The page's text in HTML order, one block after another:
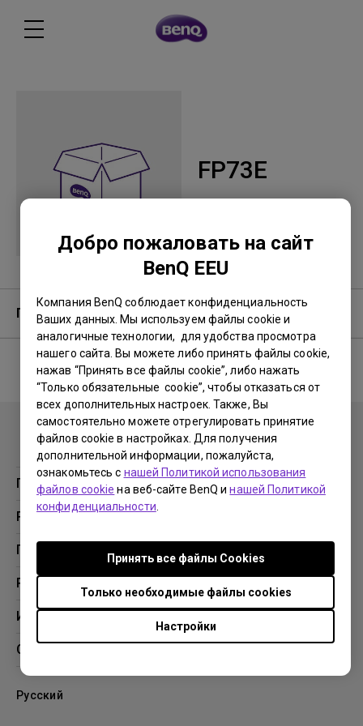
Добро пожаловать на сайт
BenQ EEU
Компания BenQ соблюдает конфиденциальность
Ваших данных. Мы используем файлы cookie и
аналогичные технологии, для удобства просмотра
нашего сайта. Вы можете либо принять файлы cookie,
нажав “Принять все файлы cookie”, либо нажать
“Только обязательные cookie”, чтобы отказаться от
всех дополнительных настроек. Также, Вы
самостоятельно можете отрегулировать принятие
файлов cookie в настройках. Для получения
дополнительной информации, пожалуйста,
ознакомьтесь с нашей Политикой использования
файлов cookie на веб-сайте BenQ инашей Политикой
конфиденциальности
Настройки
Только необходимые файлы cookies
Принять все файлы Сookies
FP73E
Гарантия
No related warranty information
Продукция
Проекторы
Решения
Образование
Поддержка
Поддержка
Ресурсы
Проекционный калькулятор
Информация
BenQ AQCOLOR
О компании BenQ
Профиль компании
Новости
Русский